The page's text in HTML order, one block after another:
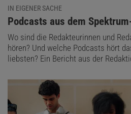
IN EIGENER SACHE
:
Podcasts aus dem
Wo sind die Redakteurinnen und
hören? Und welche Podcasts hört
liebsten? Ein Bericht aus der